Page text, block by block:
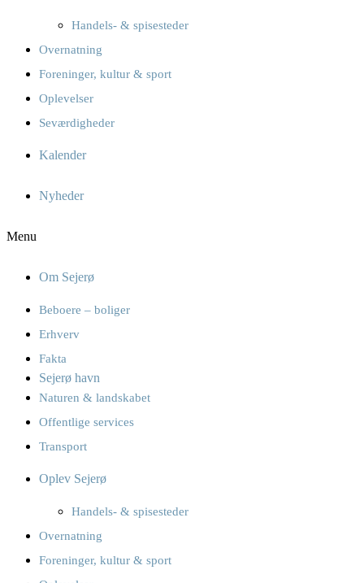
Handels- & spisesteder
Overnatning
Foreninger, kultur & sport
Oplevelser
Seværdigheder
Kalender
Nyheder
Menu
Om Sejerø
Beboere – boliger
Erhverv
Fakta
Sejerø havn
Naturen & landskabet
Offentlige services
Transport
Oplev Sejerø
Handels- & spisesteder
Overnatning
Foreninger, kultur & sport